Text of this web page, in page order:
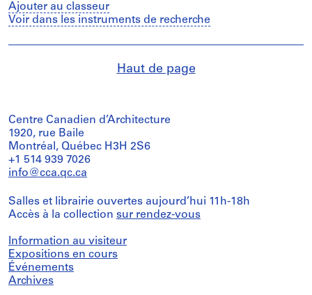
Ajouter au classeur
Voir dans les instruments de recherche
Haut de page
Centre Canadien d’Architecture
1920, rue Baile
Montréal, Québec H3H 2S6
+1 514 939 7026
info@cca.qc.ca
Salles et librairie ouvertes aujourd’hui 11h-18h
Accès à la collection sur rendez-vous
Information au visiteur
Expositions en cours
Événements
Archives